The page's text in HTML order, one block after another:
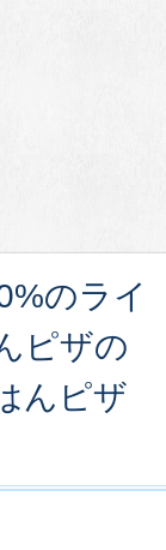
のライ
ピザの
んピザ